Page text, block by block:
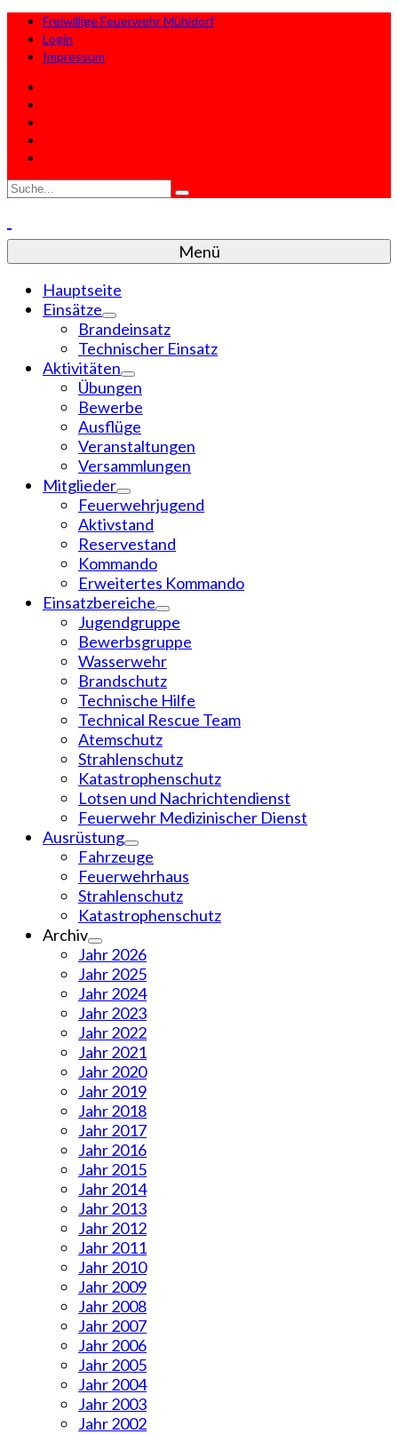
Freiwillige Feuerwehr Mühldorf
Login
Impressum
Suche
Menü
Hauptseite
Einsätze
Brandeinsatz
Technischer Einsatz
Aktivitäten
Übungen
Bewerbe
Ausflüge
Veranstaltungen
Versammlungen
Mitglieder
Feuerwehrjugend
Aktivstand
Reservestand
Kommando
Erweitertes Kommando
Einsatzbereiche
Jugendgruppe
Bewerbsgruppe
Wasserwehr
Brandschutz
Technische Hilfe
Technical Rescue Team
Atemschutz
Strahlenschutz
Katastrophenschutz
Lotsen und Nachrichtendienst
Feuerwehr Medizinischer Dienst
Ausrüstung
Fahrzeuge
Feuerwehrhaus
Strahlenschutz
Katastrophenschutz
Archiv
Jahr 2026
Jahr 2025
Jahr 2024
Jahr 2023
Jahr 2022
Jahr 2021
Jahr 2020
Jahr 2019
Jahr 2018
Jahr 2017
Jahr 2016
Jahr 2015
Jahr 2014
Jahr 2013
Jahr 2012
Jahr 2011
Jahr 2010
Jahr 2009
Jahr 2008
Jahr 2007
Jahr 2006
Jahr 2005
Jahr 2004
Jahr 2003
Jahr 2002